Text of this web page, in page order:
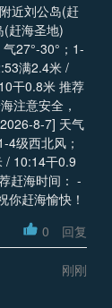
近刘公岛(赶
(赶海圣地)
27°-30°；1-
满2.4米 /
干0.8米 推荐
注意安全，
4级西北风；
/ 10:14干0.9
赶海时间： -
赶海愉快！
0 回复
刚刚